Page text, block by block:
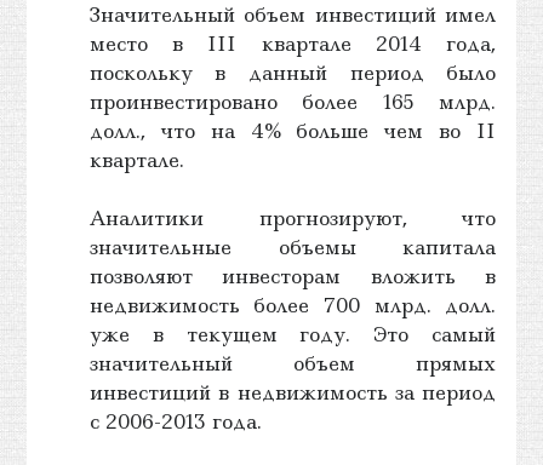
Значительный объем инвестиций имел
место в III квартале 2014 года,
поскольку в данный период было
проинвестировано более 165 млрд.
долл., что на 4% больше чем во II
квартале.
Аналитики прогнозируют, что
значительные объемы капитала
позволяют инвесторам вложить в
недвижимость более 700 млрд. долл.
уже в текущем году. Это самый
значительный объем прямых
инвестиций в недвижимость за период
с 2006-2013 года.